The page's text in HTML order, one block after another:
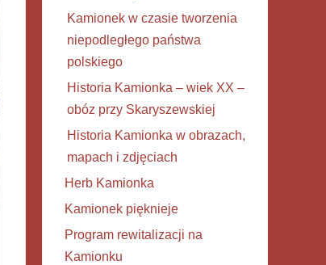
Kamionek w czasie tworzenia
niepodległego państwa
polskiego
Historia Kamionka – wiek XX –
obóz przy Skaryszewskiej
Historia Kamionka w obrazach,
mapach i zdjęciach
Herb Kamionka
Kamionek pięknieje
Program rewitalizacji na
Kamionku